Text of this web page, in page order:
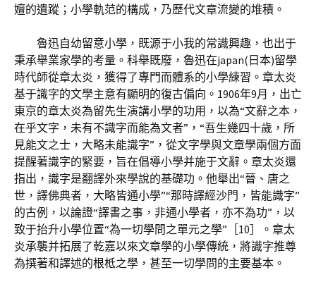
嬗的遺蹤；小學軌范的構成，乃歷代文章流變的堆積。
魯迅自幼留意小學，既源于小我的常識興趣，也出于
秉承舉業家學的考量。科舉既廢，魯迅在japan(日本)留學
時代師從章太炎，獲得了專門而體系的小學練習。章太炎
基于識字的文學主意有顯明的復古偏向。1906年9月，出亡
東京的章太炎為留先生演講小學的功用，以為“文辭之本，
在乎文字，未有不識字而能為文者”，“吾生幾四十歲，所
見能文之士，大略未能識字”，從文字學與文章學兩個方面
提醒著識字的緊要，旨在倡導小學并施于文辭。章太炎還
指出，識字是翻譯外來學說的基礎功。他舉出“晉、唐之
世，譯佛典者，大略皆通小學”“那時譯經沙門，皆能識字”
的古例，以論證“譯書之事，非通小學者，亦不為功”，以
致于抬升小學位置“為一切學問之單元之學”［10］。章太
炎承襲并拓展了乾嘉以來文章學的小學傳統，將識字推尊
為撰著和譯述的根柢之學，甚至一切學問的主要基本。